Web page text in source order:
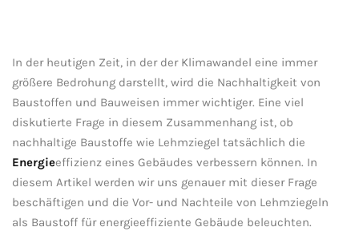
In‌ der heutigen Zeit, in der ​der Klimawandel‌ eine immer
größere Bedrohung darstellt, wird ‍die Nachhaltigkeit⁢ von
⁣Baustoffen und Bauweisen‍ immer wichtiger. Eine viel
⁢diskutierte Frage in diesem‍ Zusammenhang‍ ist, ⁢ob
‌nachhaltige Baustoffe ⁢wie ⁤Lehmziegel tatsächlich die
Energieeffizienz eines Gebäudes verbessern können. In
‍diesem Artikel werden ⁤wir uns genauer mit ​dieser Frage
beschäftigen und die Vor- und ⁣Nachteile‍ von Lehmziegeln
als Baustoff für energieeffiziente Gebäude beleuchten.